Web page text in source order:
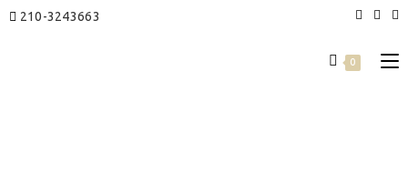
210-3243663
0